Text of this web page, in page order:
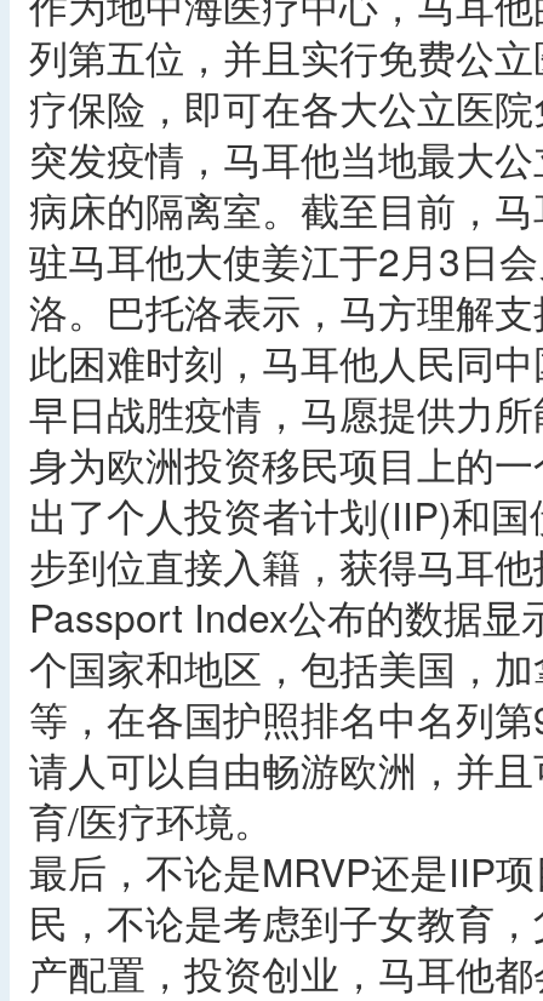
列第五位，并且实行免费公
疗保险，即可在各大公立医
突发疫情，马耳他当地最大
病床的隔离室。截至目前，
驻马耳他大使姜江于2月3日
洛。巴托洛表示，马方理解
此困难时刻，马耳他人民同
早日战胜疫情，马愿提供力
身为欧洲投资移民项目上的
出了个人投资者计划(IIP)和
步到位直接入籍，获得马耳
Passport Index公布的数据
个国家和地区，包括美国，
等，在各国护照排名中名列
请人可以自由畅游欧洲，并
育/医疗环境。
最后，不论是MRVP还是IIP
民，不论是考虑到子女教育
产配置，投资创业，马耳他